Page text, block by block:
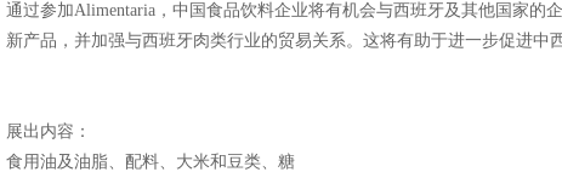
通过参加Alimentaria，中国食品饮料企业将有机会与西班牙及其他国家的
新产品，并加强与西班牙肉类行业的贸易关系。这将有助于进一步促进中
展出内容：
食用油及油脂、配料、大米和豆类、糖